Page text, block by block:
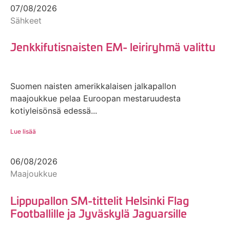
07/08/2026
Sähkeet
Jenkkifutisnaisten EM- leiriryhmä valittu
Suomen naisten amerikkalaisen jalkapallon
maajoukkue pelaa Euroopan mestaruudesta
kotiyleisönsä edessä...
Lue lisää
06/08/2026
Maajoukkue
Lippupallon SM-tittelit Helsinki Flag
Footballille ja Jyväskylä Jaguarsille